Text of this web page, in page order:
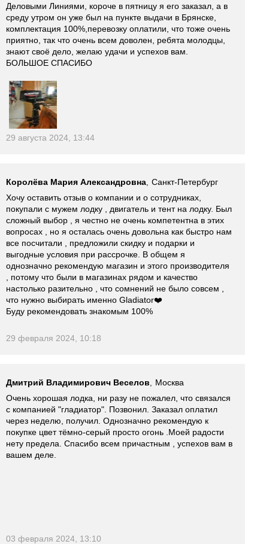
Деловыми Линиями, короче в пятницу я его заказал, а в
среду утром он уже был на пункте выдачи в Брянске,
комплектация 100%,перевозку оплатили, что тоже очень
приятно, так что очень всем доволен, ребята молодцы,
знают своё дело, желаю удачи и успехов вам.
БОЛЬШОЕ СПАСИБО
29 августа 2024, 13:44
Королёва Мария Александровна, Санкт-Петербург
Хочу оставить отзыв о компании и о сотрудниках,
покупали с мужем лодку , двигатель и тент на лодку. Был
сложный выбор , я честно не очень компетентна в этих
вопросах , но я осталась очень довольна как быстро нам
все посчитали , предложили скидку и подарки и
выгодные условия при рассрочке. В общем я
однозначно рекомендую магазин и этого производителя
, потому что были в магазинах рядом и качество
настолько разительно , что сомнений не было совсем ,
что нужно выбирать именно Gladiator❤️
Буду рекомендовать знакомым 100%
29 февраля 2024, 10:18
Дмитрий Владимирович Веселов, Москва
Очень хорошая лодка, ни разу не пожалел, что связался
с компанией "гладиатор". Позвонил. Заказал оплатил
через неделю, получил. Однозначно рекомендую к
покупке цвет тёмно-серый просто огонь .Моей радости
нету предела. Спасибо всем причастным , успехов вам в
вашем деле.
03 февраля 2024, 13:10